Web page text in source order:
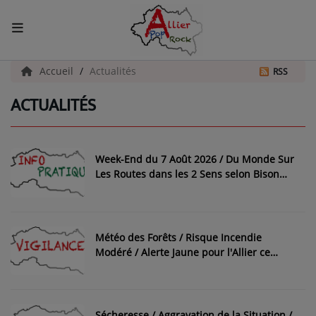
ACCUEIL
Actualités
AGENDA CULTUREL - ALLIER
INFOS POP ROCK
La Radio
EMISSIONS
ARTISTES
Accueil Actualités RSS
ACTUALITÉS
Week-End du 7 Août 2026 / Du Monde Sur
Les Routes dans les 2 Sens selon Bison
Météo des Forêts / Risque Incendie
Modéré / Alerte Jaune pour l'Allier ce